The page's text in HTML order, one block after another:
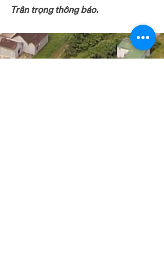
Trân trọng thông báo.